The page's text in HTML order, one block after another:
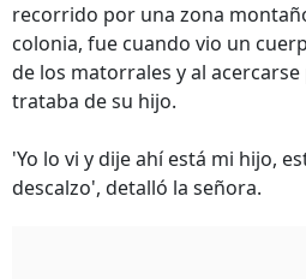
recorrido por una zona
colonia, fue cuando vio un
de los matorrales y al
trataba de su hijo.
'Yo lo vi y dije ahí está mi hijo,
descalzo', detalló la señora.